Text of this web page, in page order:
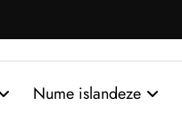
Nume islandeze